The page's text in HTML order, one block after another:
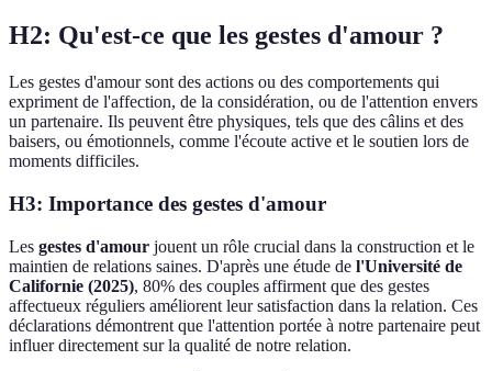
H2: Qu'est-ce que les gestes d'amour ?
Les gestes d'amour sont des actions ou des comportements qui
expriment de l'affection, de la considération, ou de l'attention envers
un partenaire. Ils peuvent être physiques, tels que des câlins et des
baisers, ou émotionnels, comme l'écoute active et le soutien lors de
moments difficiles.
H3: Importance des gestes d'amour
Les gestes d'amour jouent un rôle crucial dans la construction et le
maintien de relations saines. D'après une étude de l'Université de
Californie (2025), 80% des couples affirment que des gestes
affectueux réguliers améliorent leur satisfaction dans la relation. Ces
déclarations démontrent que l'attention portée à notre partenaire peut
influer directement sur la qualité de notre relation.